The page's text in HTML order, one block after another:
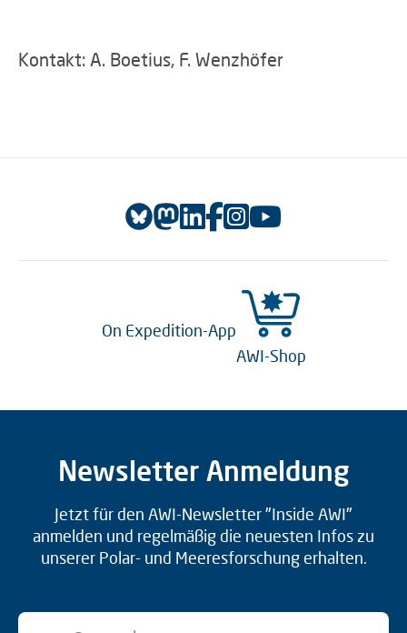
Kontakt: A. Boetius, F. Wenzhöfer
On Expedition-App
AWI-Shop
Newsletter Anmeldung
Jetzt für den AWI-Newsletter "Inside AWI"
anmelden und regelmäßig die neuesten Infos zu
unserer Polar- und Meeresforschung erhalten.